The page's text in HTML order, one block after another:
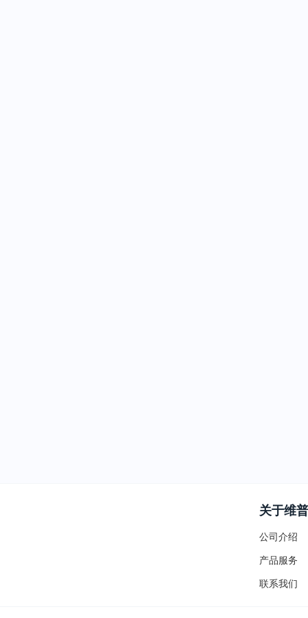
关于维普
公司介绍
产品服务
联系我们